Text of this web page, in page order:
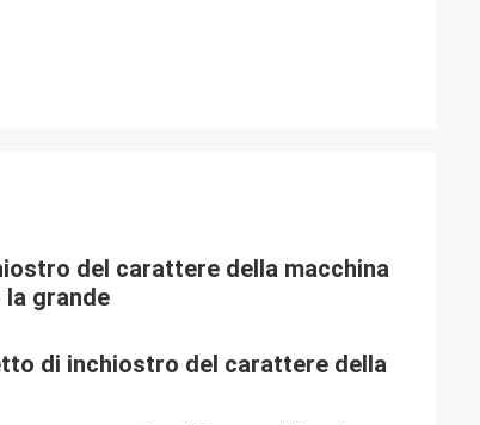
del carattere della macchina
grande
di inchiostro del carattere della